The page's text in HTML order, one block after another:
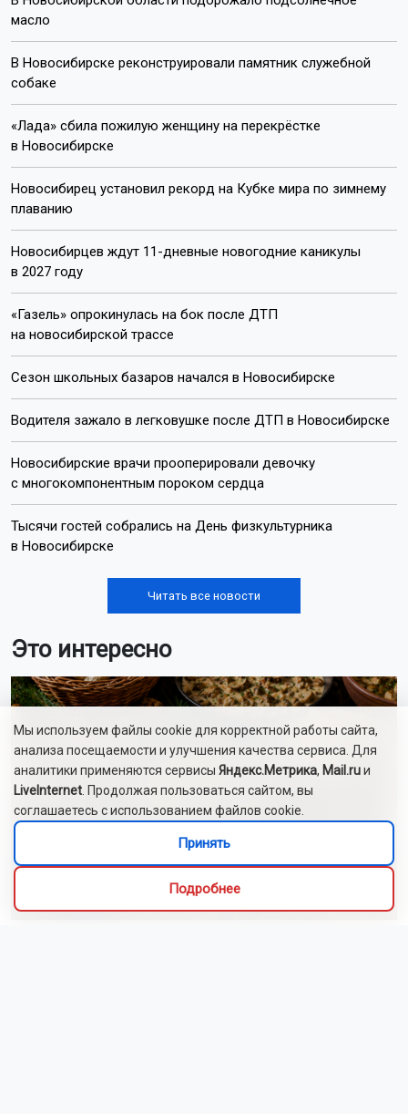
масло
В Новосибирске реконструировали памятник служебной
собаке
«Лада» сбила пожилую женщину на перекрёстке
в Новосибирске
Новосибирец установил рекорд на Кубке мира по зимнему
плаванию
Новосибирцев ждут 11-дневные новогодние каникулы
в 2027 году
«Газель» опрокинулась на бок после ДТП
на новосибирской трассе
Сезон школьных базаров начался в Новосибирске
Водителя зажало в легковушке после ДТП в Новосибирске
Новосибирские врачи прооперировали девочку
с многокомпонентным пороком сердца
Тысячи гостей собрались на День физкультурника
в Новосибирске
Читать все новости
Это интересно
Мы используем файлы cookie для корректной работы сайта,
анализа посещаемости и улучшения качества сервиса. Для
аналитики применяются сервисы Яндекс.Метрика, Mail.ruи
LiveInternet . Продолжая пользоваться сайтом, вы
соглашаетесь с использованием файлов cookie.
Принять
Подробнее